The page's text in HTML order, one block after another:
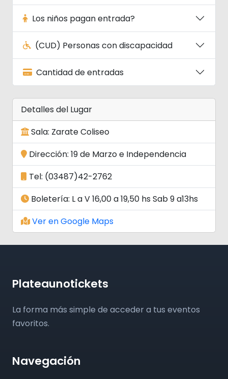
Los niños pagan entrada?
(CUD) Personas con discapacidad
Cantidad de entradas
Detalles del Lugar
Sala: Zarate Coliseo
Dirección: 19 de Marzo e Independencia
Tel: (03487)42-2762
Boletería: L a V 16,00 a 19,50 hs Sab 9 a13hs
Ver en Google Maps
Plateaunotickets
La forma más simple de acceder a tus eventos
favoritos.
Navegación